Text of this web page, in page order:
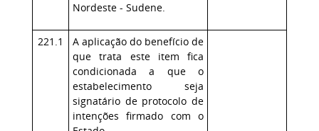
Nordeste - Sudene.
221.1
A aplicação do benefício de
que trata este item fica
condicionada a que o
estabelecimento seja
signatário de protocolo de
intenções firmado com o